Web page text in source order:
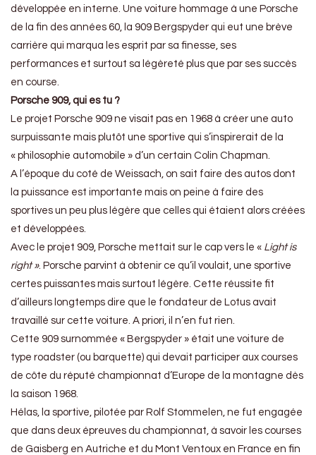
développée en interne. Une voiture hommage à une Porsche
de la fin des années 60, la 909 Bergspyder qui eut une brève
carrière qui marqua les esprit par sa finesse, ses
performances et surtout sa légèreté plus que par ses succès
en course.
Porsche 909, qui es tu ?
Le projet Porsche 909 ne visait pas en 1968 à créer une auto
surpuissante mais plutôt une sportive qui s’inspirerait de la
« philosophie automobile » d’un certain Colin Chapman.
A l’époque du coté de Weissach, on sait faire des autos dont
la puissance est importante mais on peine à faire des
sportives un peu plus légère que celles qui étaient alors créées
et développées.
Avec le projet 909, Porsche mettait sur le cap vers le « Light is
right ». Porsche parvint à obtenir ce qu’il voulait, une sportive
certes puissantes mais surtout légère. Cette réussite fit
d’ailleurs longtemps dire que le fondateur de Lotus avait
travaillé sur cette voiture. A priori, il n’en fut rien.
Cette 909 surnommée « Bergspyder » était une voiture de
type roadster (ou barquette) qui devait participer aux courses
de côte du réputé championnat d’Europe de la montagne dès
la saison 1968.
Hélas, la sportive, pilotée par Rolf Stommelen, ne fut engagée
que dans deux épreuves du championnat, à savoir les courses
de Gaisberg en Autriche et du Mont Ventoux en France en fin